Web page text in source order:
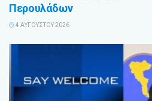
Περουλάδων
4 ΑΥΓΟΎΣΤΟΥ 2026